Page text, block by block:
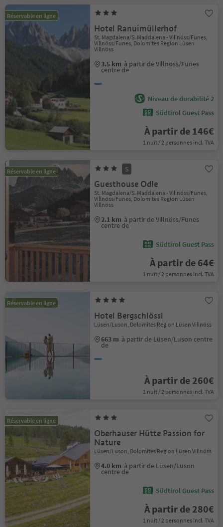
Réservable en ligne
Hotel Ranuimüllerhof
St. Magdalena/S. Maddalena - Villnöss/Funes,
Villnöss/Funes, Dolomites Region Lüsen
Villnöss
3.5 km à partir de Villnöss/Funes
centre de
Niveau de durabilité 2
Südtirol Guest Pass
À partir de 146€
1 nuit / 2 personnes incl. TVA
Réservable en ligne S
Guesthouse Odle
St. Magdalena/S. Maddalena - Villnöss/Funes,
Villnöss/Funes, Dolomites Region Lüsen
Villnöss
2.1 km à partir de Villnöss/Funes
centre de
Südtirol Guest Pass
À partir de 64€
1 nuit / 2 personnes incl. TVA
Réservable en ligne
Hotel Bergschlössl
Lüsen/Luson, Dolomites Region Lüsen Villnöss
663 m à partir de Lüsen/Luson centre
de
À partir de 260€
1 nuit / 2 personnes incl. TVA
Réservable en ligne
Oberhauser Hütte Passion for
Nature
Lüsen/Luson, Dolomites Region Lüsen Villnöss
4.0 km à partir de Lüsen/Luson
centre de
Südtirol Guest Pass
À partir de 280€
1 nuit / 2 personnes incl. TVA